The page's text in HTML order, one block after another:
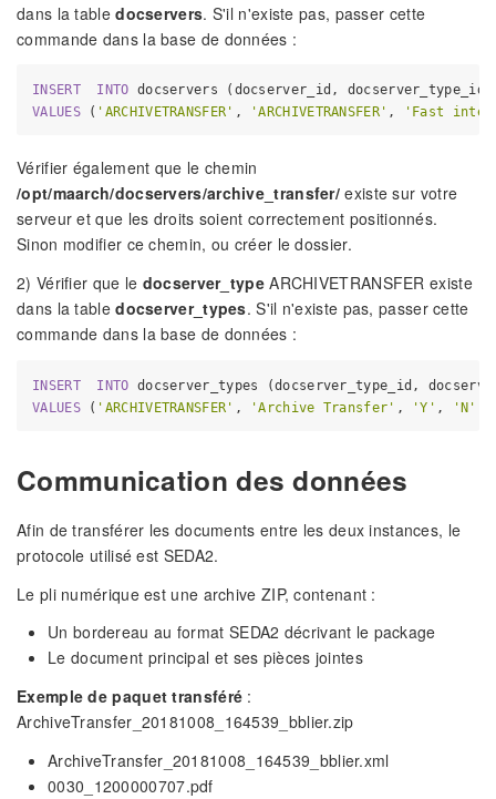
dans la tabledocservers. S'il n'existe pas, passer cette
commande dans la base de données :
INSERT
INTO
VALUES ( 'ARCHIVETRANSFER' , 'ARCHIVETRANSFER' , 'Fast
Vérifier également que le chemin
/opt/maarch/docservers/archive_transfer/ existe sur votre
serveur et que les droits soient correctement positionnés.
Sinon modifier ce chemin, ou créer le dossier.
2) Vérifier que le docserver_typeARCHIVETRANSFER existe
dans la tabledocserver_types. S'il n'existe pas, passer cette
commande dans la base de données :
INSERT
INTO
VALUES ( 'ARCHIVETRANSFER' , 'Archive Transfer' , 'Y' , 'N'
Communication des données
Afin de transférer les documents entre les deux instances, le
protocole utilisé est SEDA2.
Le pli numérique est une archive ZIP, contenant :
Un bordereau au format SEDA2 décrivant le package
Le document principal et ses pièces jointes
Exemple de paquet transféré :
ArchiveTransfer_20181008_164539_bblier.zip
ArchiveTransfer_20181008_164539_bblier.xml
0030_1200000707.pdf